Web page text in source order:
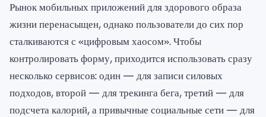
Рынок мобильных приложений для здорового образа
жизни перенасыщен, однако пользователи до сих пор
сталкиваются с «цифровым хаосом». Чтобы
контролировать форму, приходится использовать сразу
несколько сервисов: один — для записи силовых
подходов, второй — для трекинга бега, третий — для
подсчета калорий, а привычные социальные сети — для